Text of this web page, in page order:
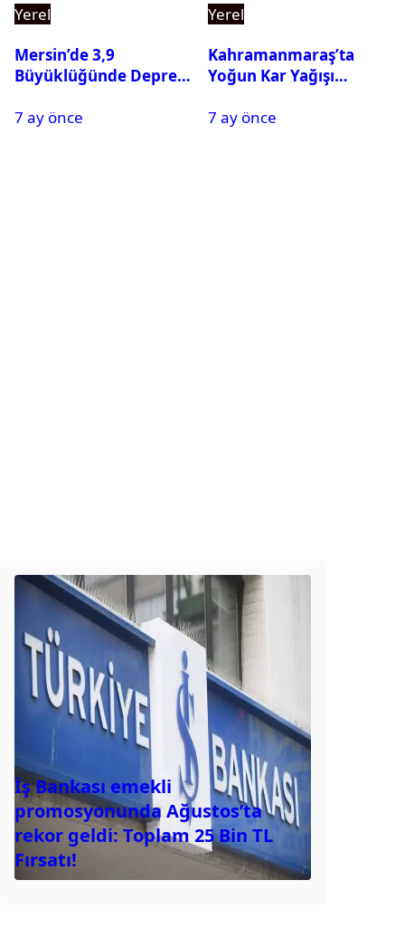
Yerel
Mersin’de 3,9
Büyüklüğünde Deprem
7 ay önce
Yerel
Kahramanmaraş’ta
Yoğun Kar Yağışı
Tatil
7 ay önce
İş Bankası emekli
promosyonunda Ağustos’ta
rekor geldi: Toplam 25 Bin TL
Fırsatı!